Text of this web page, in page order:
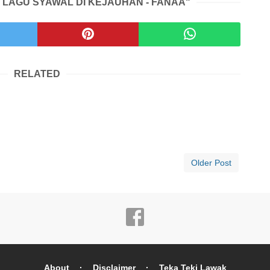
SYAWAL DI KEJAUHAN - FANAA"
RELATED
Older Post
About Disclaimer Teka Teki Lawak